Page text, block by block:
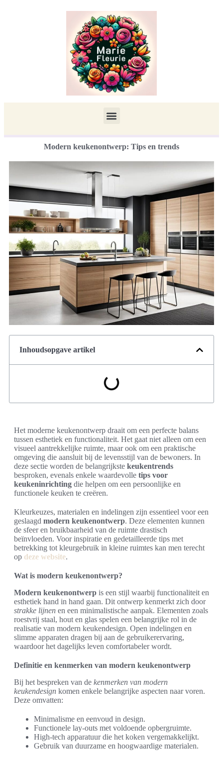
Modern keukenontwerp: Tips en trends
Inhoudsopgave artikel
Het moderne keukenontwerp draait om een perfecte balans
tussen esthetiek en functionaliteit. Het gaat niet alleen om een
visueel aantrekkelijke ruimte, maar ook om een praktische
omgeving die aansluit bij de levensstijl van de bewoners. In
deze sectie worden de belangrijkste keukentrends
besproken, evenals enkele waardevolle tips voor
keukeninrichting die helpen om een persoonlijke en
functionele keuken te creëren.
Kleurkeuzes, materialen en indelingen zijn essentieel voor een
geslaagd modern keukenontwerp. Deze elementen kunnen
de sfeer en bruikbaarheid van de ruimte drastisch
beïnvloeden. Voor inspiratie en gedetailleerde tips met
betrekking tot kleurgebruik in kleine ruimtes kan men terecht
op deze website.
Wat is modern keukenontwerp?
Modern keukenontwerp is een stijl waarbij functionaliteit en
esthetiek hand in hand gaan. Dit ontwerp kenmerkt zich door
strakke lijnen en een minimalistische aanpak. Elementen zoals
roestvrij staal, hout en glas spelen een belangrijke rol in de
realisatie van modern keukendesign. Open indelingen en
slimme apparaten dragen bij aan de gebruikerervaring,
waardoor het dagelijks leven comfortabeler wordt.
Definitie en kenmerken van modern keukenontwerp
Bij het bespreken van de kenmerken van modern
keukendesign komen enkele belangrijke aspecten naar voren.
Deze omvatten:
Minimalisme en eenvoud in design.
Functionele lay-outs met voldoende opbergruimte.
High-tech apparatuur die het koken vergemakkelijkt.
Gebruik van duurzame en hoogwaardige materialen.